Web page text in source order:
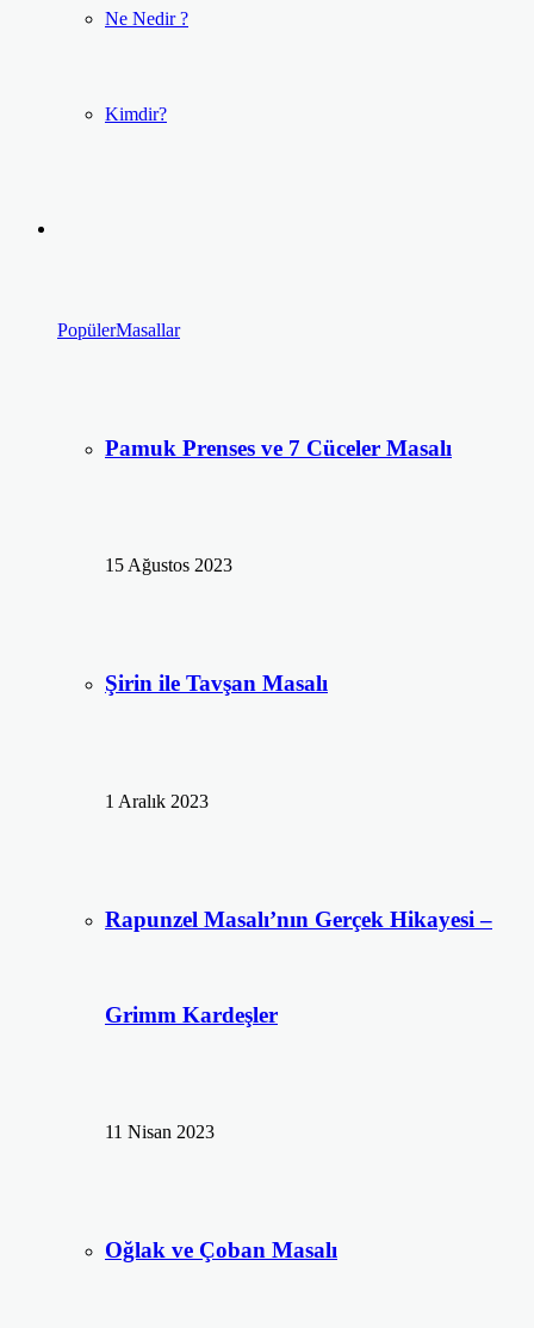
Ne Nedir ?
Kimdir?
PopülerMasallar
Pamuk Prenses ve 7 Cüceler Masalı
15 Ağustos 2023
Şirin ile Tavşan Masalı
1 Aralık 2023
Rapunzel Masalı’nın Gerçek Hikayesi –
Grimm Kardeşler
11 Nisan 2023
Oğlak ve Çoban Masalı